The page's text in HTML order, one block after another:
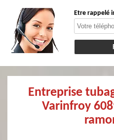
Etre rappelé
Entreprise
Varinfroy